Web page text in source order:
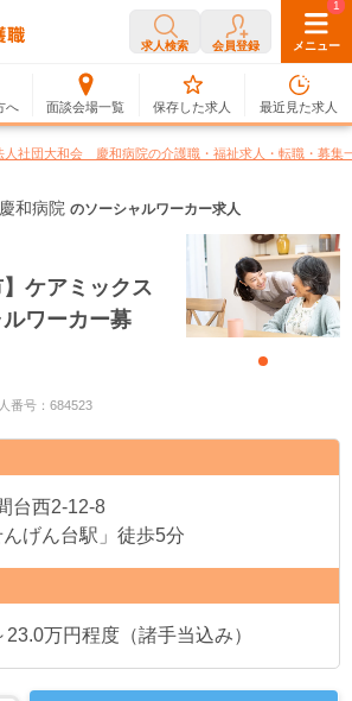
求人検索 会員登録 メニュー
へ 面談会場一覧
0
保存した求人
1
最近見た求人
人社団大和会 慶和病院の介護職・福祉求人・転職・募集
和病院 のソーシャルワーカー求人
】ケアミックス
ワーカー募
番号：684523
台西2-12-8
げん台駅」徒歩5分
23.0万円程度（諸手当込み）